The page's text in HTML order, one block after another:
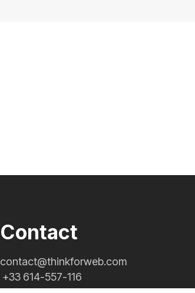
Contact
contact@thinkforweb.com
+33 614-557-116